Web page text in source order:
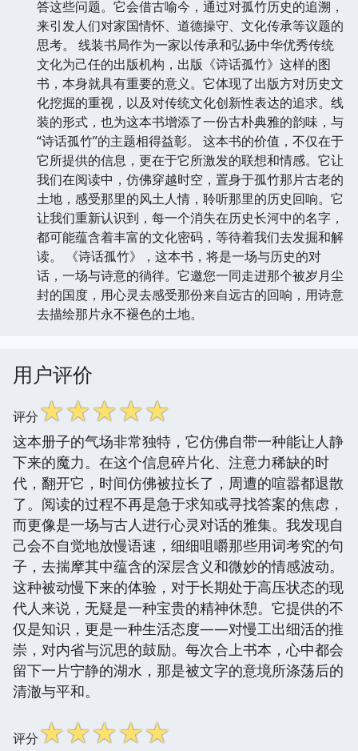
答这些问题。它会借古喻今，通过对孤竹历史的追溯，
来引发人们对家国情怀、道德操守、文化传承等议题的
思考。 线装书局作为一家以传承和弘扬中华优秀传统
文化为己任的出版机构，出版《诗话孤竹》这样的图
书，本身就具有重要的意义。它体现了出版方对历史文
化挖掘的重视，以及对传统文化创新性表达的追求。线
装的形式，也为这本书增添了一份古朴典雅的韵味，与
“诗话孤竹”的主题相得益彰。 这本书的价值，不仅在于
它所提供的信息，更在于它所激发的联想和情感。它让
我们在阅读中，仿佛穿越时空，置身于孤竹那片古老的
土地，感受那里的风土人情，聆听那里的历史回响。它
让我们重新认识到，每一个消失在历史长河中的名字，
都可能蕴含着丰富的文化密码，等待着我们去发掘和解
读。 《诗话孤竹》，这本书，将是一场与历史的对
话，一场与诗意的徜徉。它邀您一同走进那个被岁月尘
封的国度，用心灵去感受那份来自远古的回响，用诗意
去描绘那片永不褪色的土地。
用户评价
评分☆☆☆☆☆
这本册子的气场非常独特，它仿佛自带一种能让人静
下来的魔力。在这个信息碎片化、注意力稀缺的时
代，翻开它，时间仿佛被拉长了，周遭的喧嚣都退散
了。阅读的过程不再是急于求知或寻找答案的焦虑，
而更像是一场与古人进行心灵对话的雅集。我发现自
己会不自觉地放慢语速，细细咀嚼那些用词考究的句
子，去揣摩其中蕴含的深层含义和微妙的情感波动。
这种被动慢下来的体验，对于长期处于高压状态的现
代人来说，无疑是一种宝贵的精神休憩。它提供的不
仅是知识，更是一种生活态度——对慢工出细活的推
崇，对内省与沉思的鼓励。每次合上书本，心中都会
留下一片宁静的湖水，那是被文字的意境所涤荡后的
清澈与平和。
评分☆☆☆☆☆